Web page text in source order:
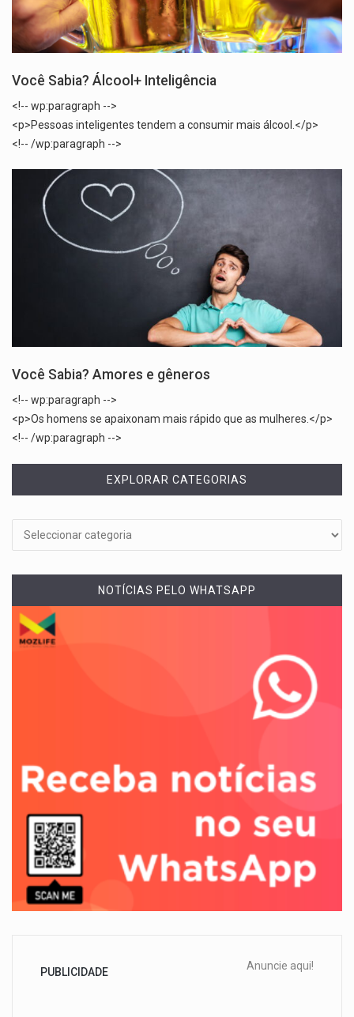
Você Sabia? Álcool+ Inteligência
<!-- wp:paragraph -->
<p>Pessoas inteligentes tendem a consumir mais álcool.</p>
<!-- /wp:paragraph -->
Você Sabia? Amores e gêneros
<!-- wp:paragraph -->
<p>Os homens se apaixonam mais rápido que as mulheres.</p>
<!-- /wp:paragraph -->
EXPLORAR CATEGORIAS
NOTÍCIAS PELO WHATSAPP
PUBLICIDADE Anuncie aqui!